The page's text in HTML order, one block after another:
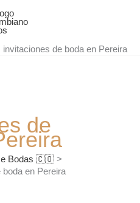
invitaciones de boda en Pereira
de
Bodas 🇨🇴
boda en Pereira